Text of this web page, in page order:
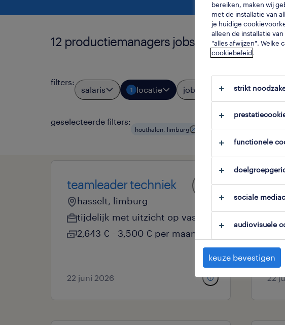
12 productiemanagers jobs gevonden in
filters:
salaris 1 locatie jobtypes 2
geselecteerde filters:
houthalen, limburg productie
teamleader techniek
hasselt, limburg
tijdelijk met uitzicht op vast
2,643 € - 3,500 € per maand
22 juni 2026 22
bereiken, maken wij
met de installatie van
je huidige
alleen de installatie
"alles afwijzen". Welke
cookiebeleid.
strikt
functionele
sociale
audiovisuele
keuze bevestigen